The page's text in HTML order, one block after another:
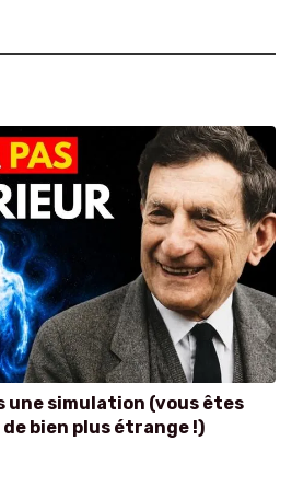
une simulation (vous êtes
bien plus étrange !)